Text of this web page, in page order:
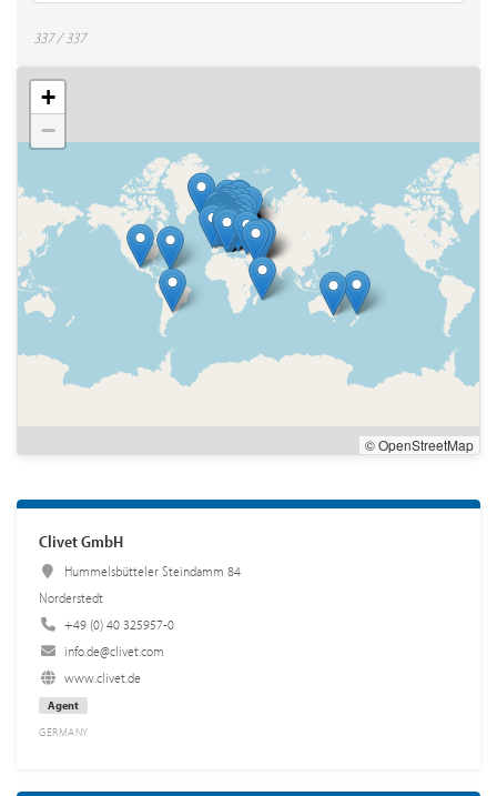
337 / 337
+
−
© OpenStreetMap
Clivet GmbH
Hummelsbütteler Steindamm 84
Norderstedt
+49 (0) 40 325957-0
info.de@clivet.com
www.clivet.de
Agent
GERMANY